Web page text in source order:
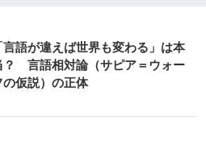
言語が違えば世界も変わる」は本
？ 言語相対論（サピア＝ウォー
の仮説）の正体